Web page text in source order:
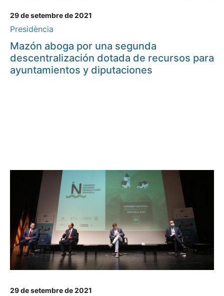
29 de setembre de 2021
Presidència
Mazón aboga por una segunda
descentralización dotada de recursos para
ayuntamientos y diputaciones
29 de setembre de 2021